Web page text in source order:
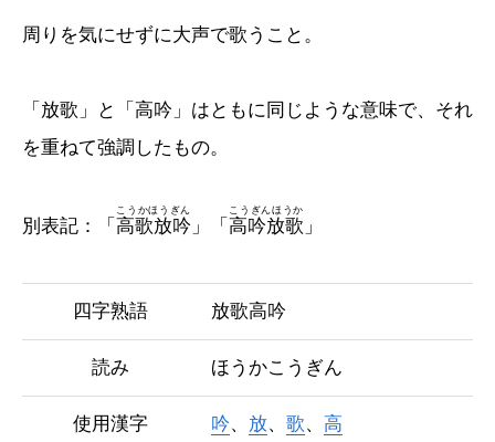
周りを気にせずに大声で歌うこと。
「放歌」と「高吟」はともに同じような意味で、それ
を重ねて強調したもの。
別表記：「 高歌放吟
こうかほうぎん
」「 高吟放歌
こうぎんほうか
」
四字熟語 放歌高吟
読み ほうかこうぎん
使用漢字 吟、 放、 歌、 高